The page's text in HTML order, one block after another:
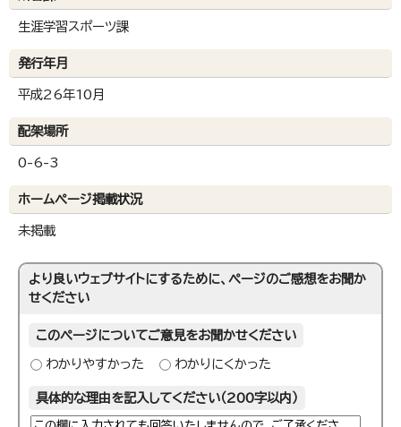
生涯学習スポーツ課
発行年月
平成26年10月
配架場所
0-6-3
ホームページ掲載状況
未掲載
より良いウェブサイトにするために、ページのご感想をお聞か
せください
このページについてご意見をお聞かせください
わかりやすかった わかりにくかった
具体的な理由を記入してください（200字以内）